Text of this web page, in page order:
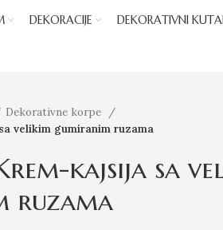
DEKORACIJE DEKORATIVNI
Dekorativne korpe
velikim gumiranim ruzama
kajsija sa
ruzama